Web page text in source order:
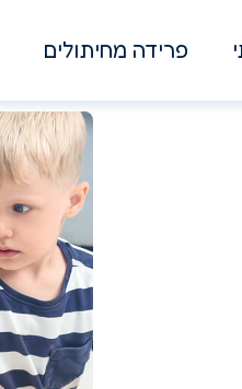
פרידה מחיתולים